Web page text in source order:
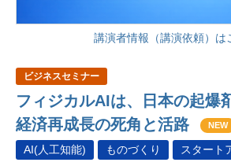
講演者情報（講演依頼）は
ビジネスセミナー
フィジカルAIは、日本の起爆
経済再成長の死角と活路
NEW
AI(人工知能) ものづくり スタート